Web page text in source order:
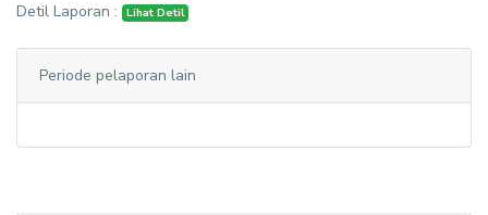
Detil Laporan :
Lihat Detil
Periode pelaporan lain